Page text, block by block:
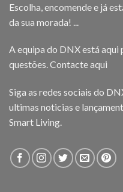
Escolha, encomende e já
da sua morada! ...
A equipa do DNX está aqui
questões.Contacte aqui
Siga as redes sociais do
ultimas noticias e
Smart Living.